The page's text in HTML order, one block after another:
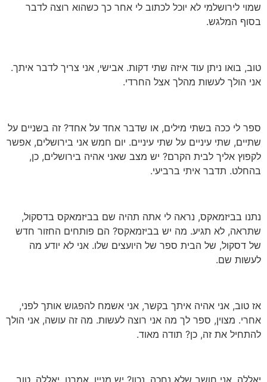
שמוי לירושלמי לא יוכל לכתוב לי אחר כך כשהוא רוצה לדבר
בסוף המלגש.
טוב, בואו ניתן עוד איזה שתי דקות. אבישי, אני צריך לדבר איתך.
אני הולך לעשות מהלך אצל החרדי.
ספר לי ככה בשתי מילים, או שדבר אחד על אחד? זה בשניים על
שתיים, שתי עיניים על שתי עיניים. יום חמש אני בירושלים, אפשר
לקפוץ אליך לבית הקרם? יש מצב שאני אהיה בירושלים, כן,
בהחלט. תדבר איתי ברביעי.
נתנו בביזמאקס, נראה לי אתה תהיה שם בביזמאקס בדסקול,
שתראה, לא תגיע. מה יש בביזמאקס? הם פותחים החזור חדש
של דסקול, של הבית ספר של היועצים שלו. אני לא יודע מה
לעשות שם.
אז טוב, אני אהיה איתך בקשר, אני אשמח להפגוש אותך לפני,
אחרי. מצוין, ספר לך מה אני רוצה לעשות. מה זה עושה, אני הולך
להתחיל את זה, כן? תודה מאוד.